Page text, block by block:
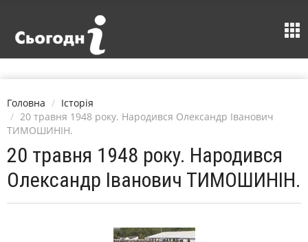
Головна
Історія
20 травня 1948 року. Народився Олександр Іванович
ТИМОШИНІН.
20 травня 1948 року. Народився
Олександр Іванович ТИМОШИНІН.